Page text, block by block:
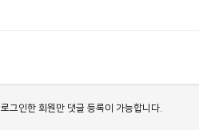
로그인한 회원만 댓글 등록이 가능합니다.